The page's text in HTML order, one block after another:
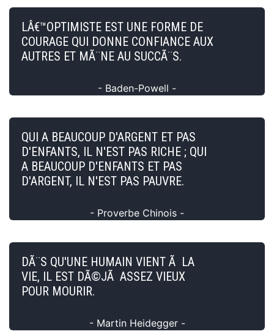
LÂ€™OPTIMISTE EST UNE FORME DE
COURAGE QUI DONNE CONFIANCE AUX
AUTRES ET MÃ¨NE AU SUCCÃ¨S.
- Baden-Powell -
QUI A BEAUCOUP D'ARGENT ET PAS
D'ENFANTS, IL N'EST PAS RICHE ; QUI
A BEAUCOUP D'ENFANTS ET PAS
D'ARGENT, IL N'EST PAS PAUVRE.
- Proverbe Chinois -
DÃ¨S QU'UNE HUMAIN VIENT Ã LA
VIE, IL EST DÃ©JÃ ASSEZ VIEUX
POUR MOURIR.
- Martin Heidegger -